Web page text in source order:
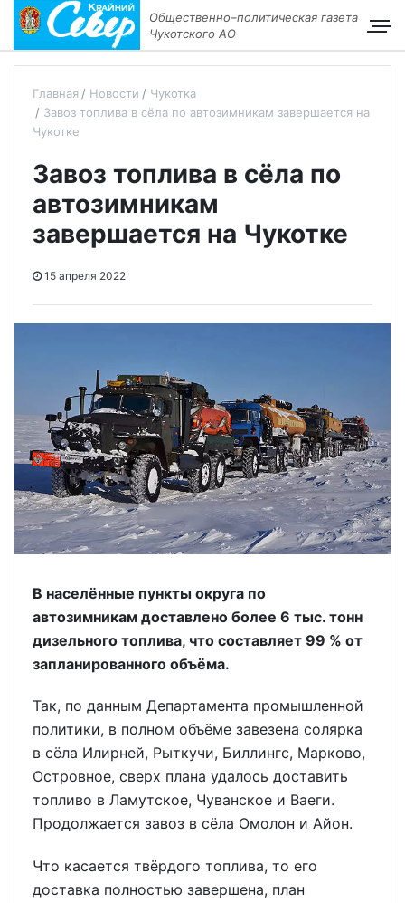
Общественно–политическая газета
Чукотского АО
Главная Новости
Чукотка
Завоз топлива в сёла по автозимникам завершается на
Чукотке
Завоз топлива в сёла по
автозимникам
завершается на Чукотке
15 апреля 2022
В населённые пункты округа по
автозимникам доставлено более 6 тыс. тонн
дизельного топлива, что составляет 99 % от
запланированного объёма.
Так, по данным Департамента промышленной
политики, в полном объёме завезена солярка
в сёла Илирней, Рыткучи, Биллингс, Марково,
Островное, сверх плана удалось доставить
топливо в Ламутское, Чуванское и Ваеги.
Продолжается завоз в сёла Омолон и Айон.
Что касается твёрдого топлива, то его
доставка полностью завершена, план